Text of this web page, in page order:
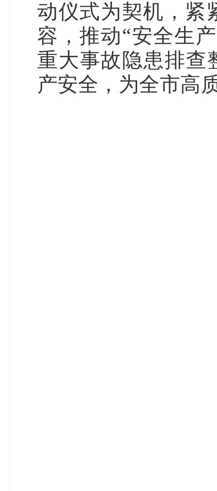
动仪式为契机，紧
容，推动“安全生
重大事故隐患排查
产安全， 为全市高